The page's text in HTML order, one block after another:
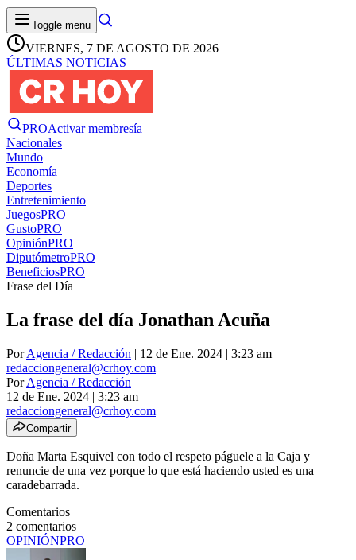
Toggle menu
VIERNES, 7 DE AGOSTO DE 2026
ÚLTIMAS NOTICIAS
PROActivar membresía
Nacionales
Mundo
Economía
Deportes
Entretenimiento
JuegosPRO
GustoPRO
OpiniónPRO
DiputómetroPRO
BeneficiosPRO
Frase del Día
La frase del día Jonathan Acuña
PorAgencia / Redacción | 12 de Ene. 2024 | 3:23 am
redacciongeneral@crhoy.com
PorAgencia / Redacción
12 de Ene. 2024 | 3:23 am
redacciongeneral@crhoy.com
Compartir
Doña Marta Esquivel con todo el respeto páguele a la Caja y
renuncie de una vez porque lo que está haciendo usted es una
caradebarrada.
Comentarios
2 comentarios
OPINIÓNPRO